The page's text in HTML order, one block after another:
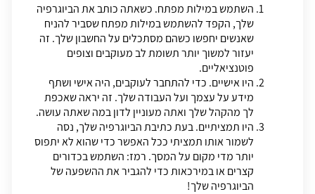
השתמש במילות מפתח. כשאתה כותב את הביוגרפיה
שלך, הקפד להשתמש במילות מפתח שסביר להניח
שאנשים יחפשו כשהם מסתכלים על החשבון שלך. זה
יעזור למשוך יותר תשומת לב מעוקבים וצופים
פוטנציאליים.
היו אישיים. כדי להתחבר לעוקבים, היה אישי ושתף
מידע על עצמך ועל העבודה שלך. זה יראה שאכפת
לך מהקהל שלך ואתה מעוניין לדון במה שאתה עושה.
היו תמציתיים. בעת כתיבת הביוגרפיה שלך, נסה
לשמור אותו תמציתי ככל האפשר כדי שהוא לא יתפוס
יותר מדי מקום על המסך. רמז: השתמש בכדורים
קצרים או במירכאות כדי להגביר את ההשפעה של
הביוגרפיה שלך!